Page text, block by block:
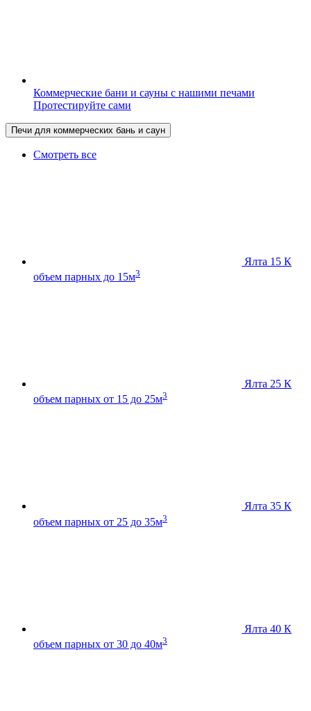
Коммерческие бани и сауны с нашими печами
Протестируйте сами
Печи для коммерческих бань и саун
Смотреть все
Ялта 15 К
объем парных до 15м3
Ялта 25 К
объем парных от 15 до 25м3
Ялта 35 К
объем парных от 25 до 35м3
Ялта 40 К
объем парных от 30 до 40м3